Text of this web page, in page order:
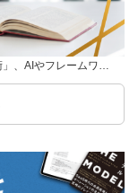
」、AIやフレームワ…